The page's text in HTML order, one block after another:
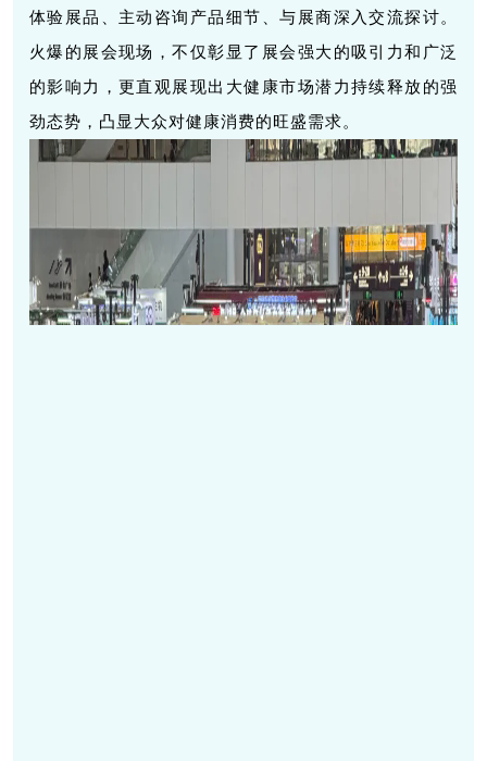
体验展品、主动咨询产品细节、与展商深入交流探讨。
火爆的展会现场，不仅彰显了展会强大的吸引力和广泛
的影响力，更直观展现出大健康市场潜力持续释放的强
劲态势，凸显大众对健康消费的旺盛需求。